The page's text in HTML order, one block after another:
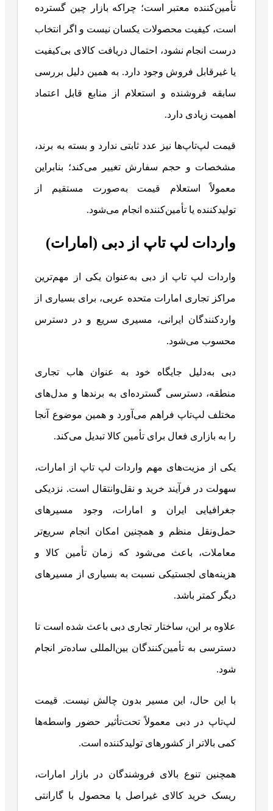
تأمین‌کننده معتبر است؛ چراکه بازار چین گسترده
است، کیفیت محصولات یکسان نیست و اگر انتخاب
درست انجام نشود، احتمال دریافت کالای بی‌کیفیت
یا غیرقابل فروش وجود دارد. به همین دلیل بررسی
سابقه فروشنده و استعلام از منابع قابل اعتماد
اهمیت زیادی دارد.
قیمت لپ‌تاپ‌ها نیز عدد ثابتی ندارد و بسته به برند،
مشخصات و حجم سفارش تغییر می‌کند؛ بنابراین
معمولاً استعلام قیمت به‌صورت مستقیم از
تولیدکننده یا تأمین‌کننده انجام می‌شود.
واردات لپ تاپ از دبی (امارات)
واردات لپ ‌تاپ از دبی به‌عنوان یکی از مهم‌ترین
مراکز تجاری امارات متحده عربی، برای بسیاری از
واردکنندگان ایرانی، مسیری سریع و در دسترس
محسوب می‌شود.
دبی به‌دلیل جایگاه خود به عنوان هاب تجاری
منطقه، دسترسی گسترده‌ای به برندها و مدل‌های
مختلف لپ‌تاپ فراهم می‌آورد و همین موضوع آنجا
را به بازاری فعال برای تأمین کالا تبدیل می‌کند.
یکی از مزیت‌های مهم واردات لپ ‌تاپ از امارات،
سهولت در فرآیند خرید و نقل‌وانتقال است. نزدیکی
جغرافیایی ایران و امارات، وجود مسیرهای
حمل‌ونقل منظم و همچنین امکان انجام سریع‌تر
معاملات، باعث می‌شود که زمان تأمین کالا و
هزینه‌های لجستیکی نسبت به بسیاری از مسیرهای
دیگر کمتر باشد.
علاوه بر این، ساختار تجاری دبی باعث شده است تا
دسترسی به تأمین‌کنندگان بین‌المللی ساده‌تر انجام
شود.
با این حال، این مسیر بدون چالش نیست. قیمت
لپ‌تاپ در دبی معمولاً تحت‌تأثیر حضور واسطه‌ها
کمی بالاتر از کشورهای تولیدکننده است.
همچنین تنوع بالای فروشندگان در بازار امارات،
ریسک خرید کالای غیراصل یا محصول با گارانتی